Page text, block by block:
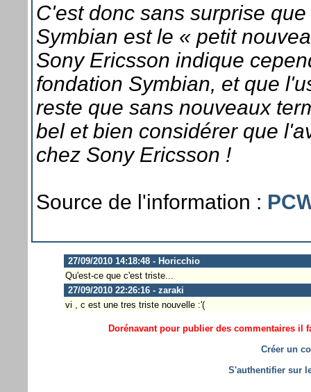
C'est donc sans surprise
Symbian est le « petit
Sony Ericsson indique
fondation Symbian, et que
reste que sans nouveaux
bel et bien considérer que
chez Sony Ericsson !
Source de l'information :
27/09/2010 14:18:48 - Horicchio
Qu'est-ce que c'est triste...
27/09/2010 22:26:16 - zaraki
vi , c est une tres triste nouvelle :'(
Dorénavant pour publier des commentaires il
Créer un
S'authentifier sur